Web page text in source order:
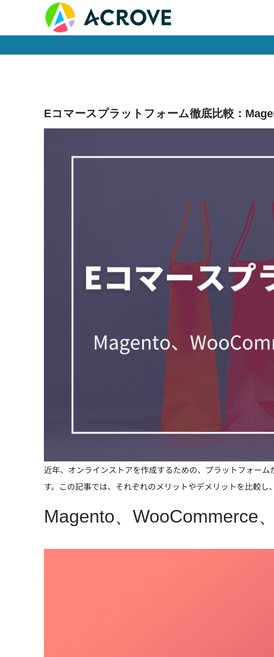
Eコマースプラットフォーム徹底比較：
近年、オンラインストアを作成するための、プラットフォー
す。この記事では、それぞれのメリットやデメリットを比較
Magento、WooCommerce